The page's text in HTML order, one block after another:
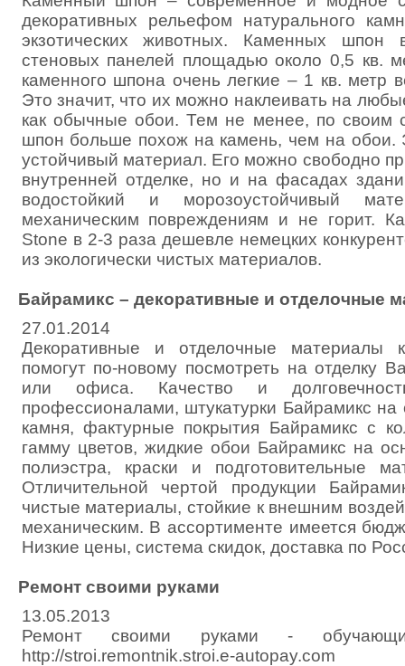
декоративных рельефом натурального
экзотических животных. Каменных шпон
стеновых панелей площадью около 0,5 кв.
каменного шпона очень легкие – 1 кв. метр
Это значит, что их можно наклеивать на
как обычные обои. Тем не менее, по своим
шпон больше похож на камень, чем на обои.
устойчивый материал. Его можно свободно
внутренней отделке, но и на фасадах
водостойкий и морозоустойчивый
механическим повреждениям и не горит.
Stone в 2-3 раза дешевле немецких
из экологически чистых материалов.
Байрамикс – декоративные и отделочные
27.01.2014
Декоративные и отделочные материалы
помогут по-новому посмотреть на отделку
или офиса. Качество и
профессионалами, штукатурки Байрамикс на
камня, фактурные покрытия Байрамикс с
гамму цветов, жидкие обои Байрамикс на
полиэстра, краски и подготовительные
Отличительной чертой продукции
чистые материалы, стойкие к внешним
механическим. В ассортименте имеется
Низкие цены, система скидок, доставка по
Ремонт своими руками
13.05.2013
Ремонт своими руками -
http://stroi.remontnik.stroi.e-autopay.com